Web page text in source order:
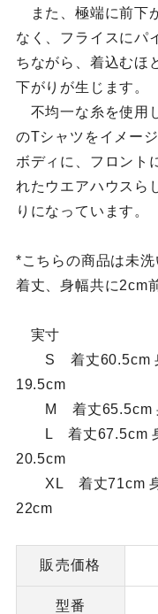
また、極端に前下
なく、フライスにパ
ちながら、着込むほ
下がりが生じます。
不均一な糸を使用
のTシャツをイメー
ボディに、フロント
れたウエアハウスら
りになっています。
*こちらの商品は未
着丈、身幅共に2cm
実寸
S 着丈60.5cm 身
19.5cm
M 着丈65.5cm 身
L 着丈67.5cm 身
20.5cm
XL 着丈71cm 身
22cm
販売価格
型番